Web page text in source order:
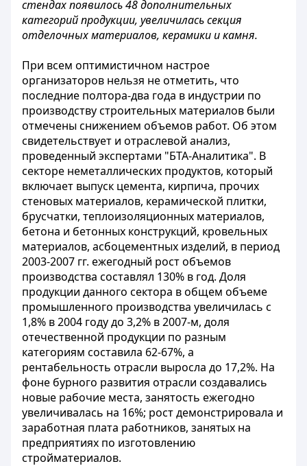
стендах появилось 48 дополнительных
категорий продукции, увеличилась секция
отделочных материалов, керамики и камня.
При всем оптимистичном настрое
организаторов нельзя не отметить, что
последние полтора-два года в индустрии по
производству строительных материалов были
отмечены снижением объемов работ. Об этом
свидетельствует и отраслевой анализ,
проведенный экспертами "БТА-Аналитика". В
секторе неметаллических продуктов, который
включает выпуск цемента, кирпича, прочих
стеновых материалов, керамической плитки,
брусчатки, теплоизоляционных материалов,
бетона и бетонных конструкций, кровельных
материалов, асбоцементных изделий, в период
2003-2007 гг. ежегодный рост объемов
производства составлял 130% в год. Доля
продукции данного сектора в общем объеме
промышленного производства увеличилась с
1,8% в 2004 году до 3,2% в 2007-м, доля
отечественной продукции по разным
категориям составила 62-67%, а
рентабельность отрасли выросла до 17,2%. На
фоне бурного развития отрасли создавались
новые рабочие места, занятость ежегодно
увеличивалась на 16%; рост демонстрировала и
заработная плата работников, занятых на
предприятиях по изготовлению
стройматериалов.